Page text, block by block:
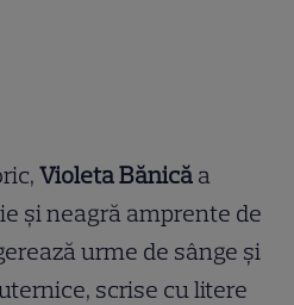
Violeta Bănică a
și neagră amprente de
urme de sânge și
scrise cu litere